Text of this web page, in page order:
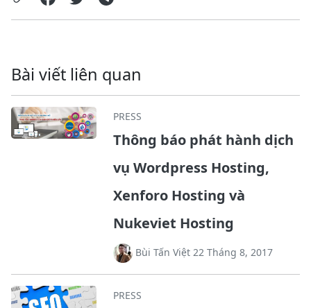
Bài viết liên quan
PRESS
Thông báo phát hành dịch
vụ Wordpress Hosting,
Xenforo Hosting và
Nukeviet Hosting
Bùi Tấn Việt 22 Tháng 8, 2017
PRESS